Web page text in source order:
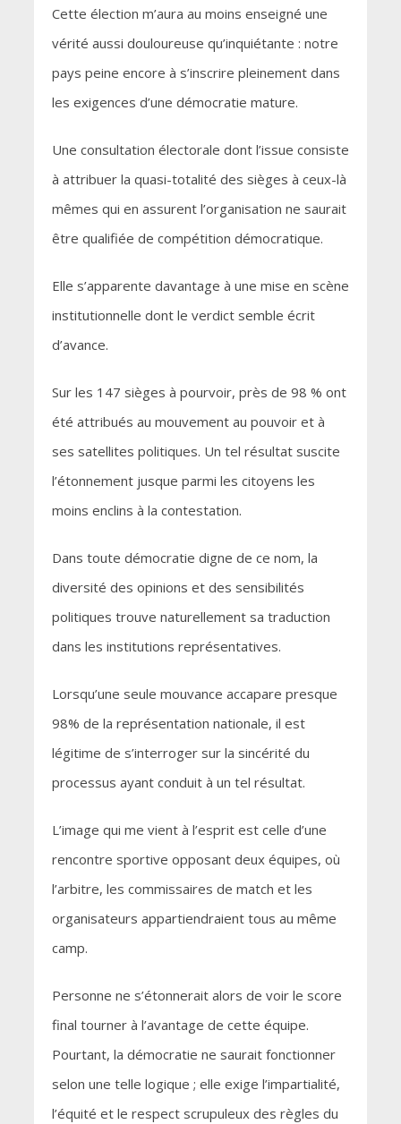
Cette élection m’aura au moins enseigné une
vérité aussi douloureuse qu’inquiétante : notre
pays peine encore à s’inscrire pleinement dans
les exigences d’une démocratie mature.
Une consultation électorale dont l’issue consiste
à attribuer la quasi-totalité des sièges à ceux-là
mêmes qui en assurent l’organisation ne saurait
être qualifiée de compétition démocratique.
Elle s’apparente davantage à une mise en scène
institutionnelle dont le verdict semble écrit
d’avance.
Sur les 147 sièges à pourvoir, près de 98 % ont
été attribués au mouvement au pouvoir et à
ses satellites politiques. Un tel résultat suscite
l’étonnement jusque parmi les citoyens les
moins enclins à la contestation.
Dans toute démocratie digne de ce nom, la
diversité des opinions et des sensibilités
politiques trouve naturellement sa traduction
dans les institutions représentatives.
Lorsqu’une seule mouvance accapare presque
98% de la représentation nationale, il est
légitime de s’interroger sur la sincérité du
processus ayant conduit à un tel résultat.
L’image qui me vient à l’esprit est celle d’une
rencontre sportive opposant deux équipes, où
l’arbitre, les commissaires de match et les
organisateurs appartiendraient tous au même
camp.
Personne ne s’étonnerait alors de voir le score
final tourner à l’avantage de cette équipe.
Pourtant, la démocratie ne saurait fonctionner
selon une telle logique ; elle exige l’impartialité,
l’équité et le respect scrupuleux des règles du